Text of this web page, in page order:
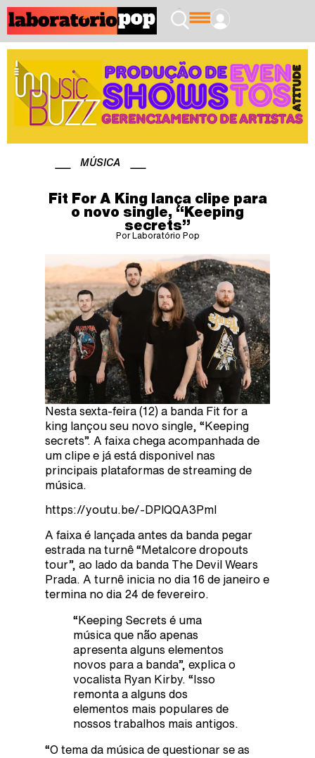
MÚSICA
Fit For A King lança clipe para
o novo single, “Keeping
secrets”
Por Laboratório Pop
Nesta sexta-feira (12) a banda Fit for a
king lançou seu novo single, “Keeping
secrets”. A faixa chega acompanhada de
um clipe e já está disponivel nas
principais plataformas de streaming de
música.
https://youtu.be/-DPlQQA3PmI
A faixa é lançada antes da banda pegar
estrada na turnê “Metalcore dropouts
tour”, ao lado da banda The Devil Wears
Prada. A turnê inicia no dia 16 de janeiro e
termina no dia 24 de fevereiro.
“Keeping Secrets é uma
música que não apenas
apresenta alguns elementos
novos para a banda”, explica o
vocalista Ryan Kirby. “Isso
remonta a alguns dos
elementos mais populares de
nossos trabalhos mais antigos.
“O tema da música de questionar se as